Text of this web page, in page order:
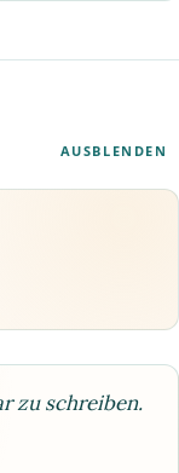
AUSBLENDEN
zu schreiben.